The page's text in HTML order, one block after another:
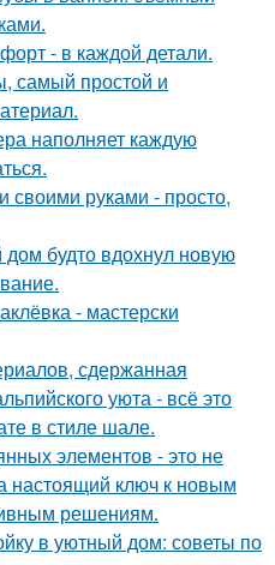
- в каждой детали.
самый простой и
наполняет каждую
своими руками - просто,
будто вдохнул новую
- мастерски
сдержанная
уюта - всё это
в стиле шале.
элементов - это не
настоящий ключ к новым
решениям.
в уютный дом: советы по